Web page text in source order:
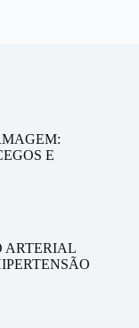
E
ARTERIAL